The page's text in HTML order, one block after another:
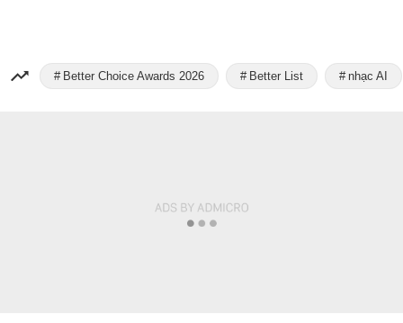
Better Choice Awards 2026 Better List nhạc AI